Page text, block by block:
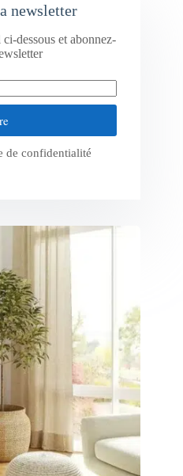
newsletter
dessous et abonnez-
de confidentialité